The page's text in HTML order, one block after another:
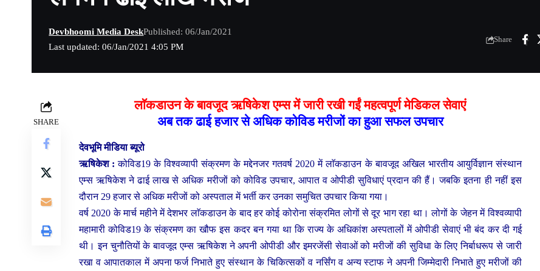
Last updated: 06/Jan/2021 4:05 PM
Devbhoomi Media DeskPublished: 06/Jan/2021
Share
SHARE
लाॅकडाउन के बावजूद ऋषिकेश एम्स में जारी रखी गईं महत्वपूर्ण मेडिकल सेवाएं
अब तक ढाई हजार से अधिक कोविड मरीजों का हुआ सफल उपचार
देवभूमि मीडिया ब्यूरो
ऋषिकेश : कोविड19 के विश्वव्यापी संक्रमण के मद्देनजर गतवर्ष 2020 में लाॅकडाउन के बावजूद अखिल भारतीय आयुर्विज्ञान संस्थान
एम्स ऋषिकेश ने ढाई लाख से अधिक मरीजों को कोविड उपचार, आपात व ओपीडी सुविधाएं प्रदान की हैं। जबकि इतना ही नहीं इस
दौरान 29 हजार से अधिक मरीजों को अस्पताल में भर्ती कर उनका समुचित उपचार किया गया।
वर्ष 2020 के मार्च महीने में देशभर लाॅकडाउन के बाद हर कोई कोरोना संक्रमित लोगों से दूर भाग रहा था। लोगों के जेहन में विश्वव्यापी
महामारी कोविड19 के संक्रमण का खौफ इस कदर बन गया था कि राज्य के अधिकांश अस्पतालों में ओपीडी सेवाएं भी बंद कर दी गई
थी। इन चुनौतियों के बावजूद एम्स ऋषिकेश ने अपनी ओपीडी और इमरजेंसी सेवाओं को मरीजों की सुविधा के लिए निर्बाधरूप से जारी
रखा व आपातकाल में अपना फर्ज निभाते हुए संस्थान के चिकित्सकों व नर्सिंग व अन्य स्टाफ ने अपनी जिम्मेदारी निभाते हुए मरीजों की